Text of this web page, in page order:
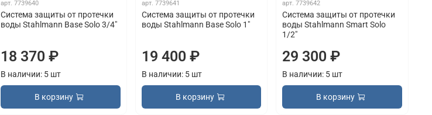
арт.7739640
Система защиты от протечки
воды Stahlmann Base Solo 3/4"
18 370 ₽
В наличии: 5 шт
В корзину
арт. 7739641
Система защиты от протечки
воды Stahlmann Base Solo 1"
19 400 ₽
В наличии: 5 шт
В корзину
арт.7739642
Система защиты от протечки
воды Stahlmann Smart Solo
1/2"
29 300 ₽
В наличии: 5 шт
В корзину